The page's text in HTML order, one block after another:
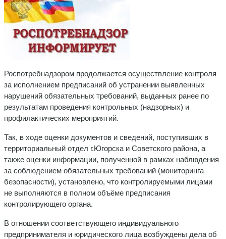
Роспотребнадзором продолжается осуществление контроля
за исполнением предписаний об устранении выявленных
нарушений обязательных требований, выданных ранее по
результатам проведения контрольных (надзорных) и
профилактических мероприятий.
Так, в ходе оценки документов и сведений, поступивших в
территориальный отдел г.Югорска и Советского района, а
также оценки информации, полученной в рамках наблюдения
за соблюдением обязательных требований (мониторинга
безопасности), установлено, что контролируемыми лицами
не выполняются в полном объёме предписания
контролирующего органа.
В отношении соответствующего индивидуального
предпринимателя и юридического лица возбуждены дела об